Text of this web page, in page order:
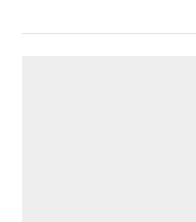
trưởng khá. Diện